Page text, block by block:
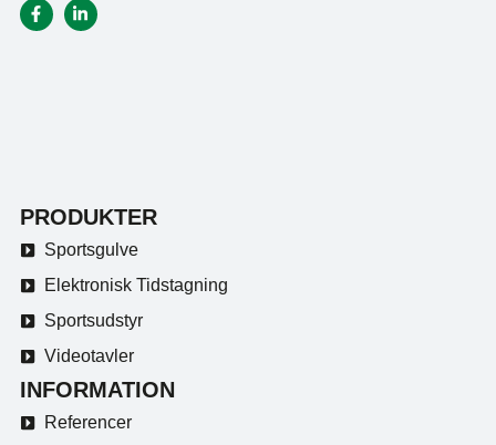
PRODUKTER
Sportsgulve
Elektronisk Tidstagning
Sportsudstyr
Videotavler
INFORMATION
Referencer